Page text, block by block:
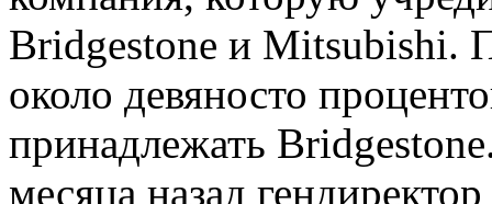
Bridgestone и Mitsubishi.
около девяносто
принадлежать
месяца назад